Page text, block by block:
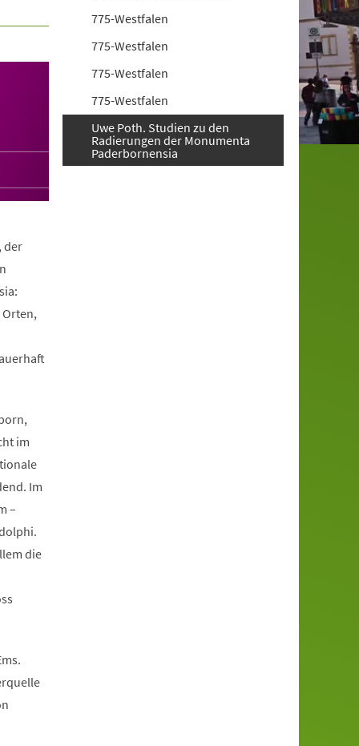
der
Orten,
im
Im
–
die
775-Westfalen
775-Westfalen
775-Westfalen
775-Westfalen
Uwe Poth. Studien zu den
Radierungen der Monumenta
Paderbornensia